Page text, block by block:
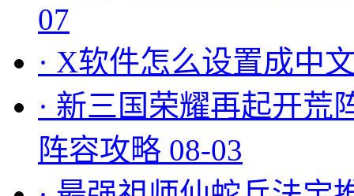
07
· X软件怎么设置成中
· 新三国荣耀再起开荒
阵容攻略 08-03